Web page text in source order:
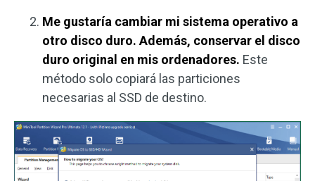
Me gustaría cambiar mi sistema operativo a
otro disco duro. Además, conservar el disco
duro original en mis ordenadores. Este
método solo copiará las particiones
necesarias al SSD de destino.